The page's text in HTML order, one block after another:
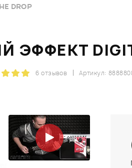
DROP
ЭФФЕКТ
Артикул:
6 отзывов